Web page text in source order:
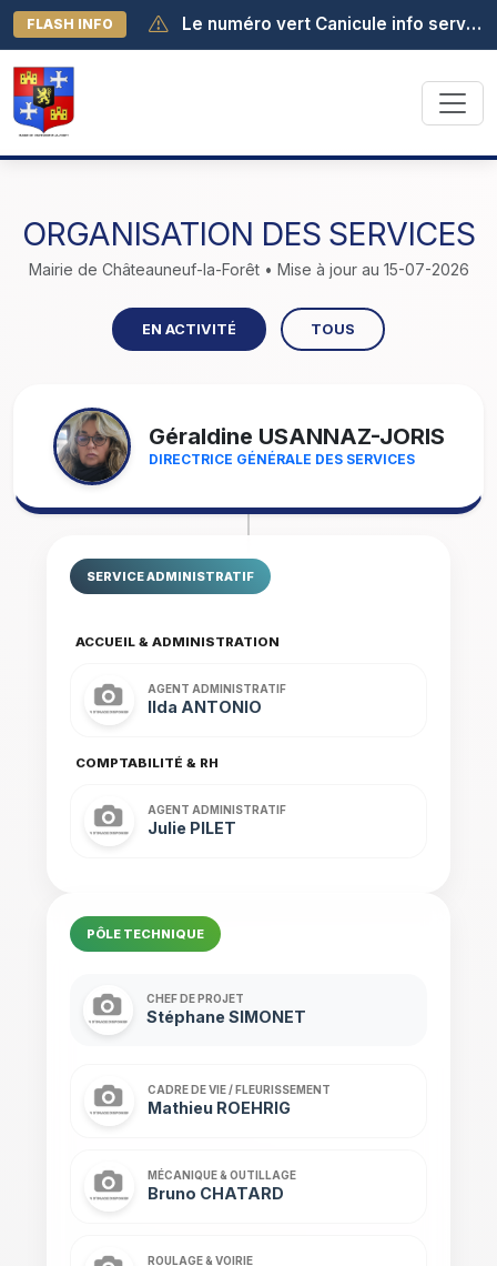
FLASH INFO Le numéro vert Canicule info service est activé au 0 800 06 66 66. Il est joignable de 8h à 19h (appel gratuit depuis la France métropolitaine).
ORGANISATION DES SERVICES
Mairie de Châteauneuf-la-Forêt • Mise à jour au 15-07-2026
EN ACTIVITÉ TOUS
Géraldine USANNAZ-JORIS
DIRECTRICE GÉNÉRALE DES SERVICES
SERVICE ADMINISTRATIF
ACCUEIL & ADMINISTRATION
AGENT ADMINISTRATIF
Ilda ANTONIO
COMPTABILITÉ & RH
AGENT ADMINISTRATIF
Julie PILET
PÔLE TECHNIQUE
CHEF DE PROJET
Stéphane SIMONET
CADRE DE VIE / FLEURISSEMENT
Mathieu ROEHRIG
MÉCANIQUE & OUTILLAGE
Bruno CHATARD
ROULAGE & VOIRIE